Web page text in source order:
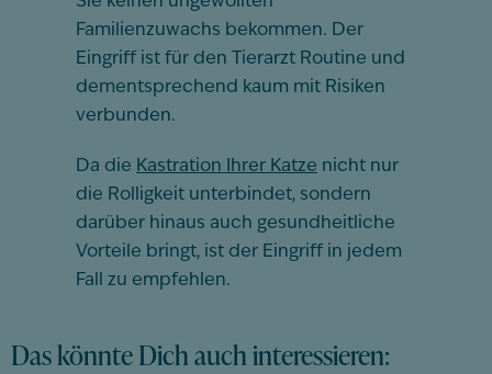
Familienzuwachs bekommen. Der
Eingriff ist für den Tierarzt Routine und
dementsprechend kaum mit Risiken
verbunden.
Da die Kastration Ihrer Katze nicht nur
die Rolligkeit unterbindet, sondern
darüber hinaus auch gesundheitliche
Vorteile bringt, ist der Eingriff in jedem
Fall zu empfehlen.
Das könnte Dich auch interessieren: